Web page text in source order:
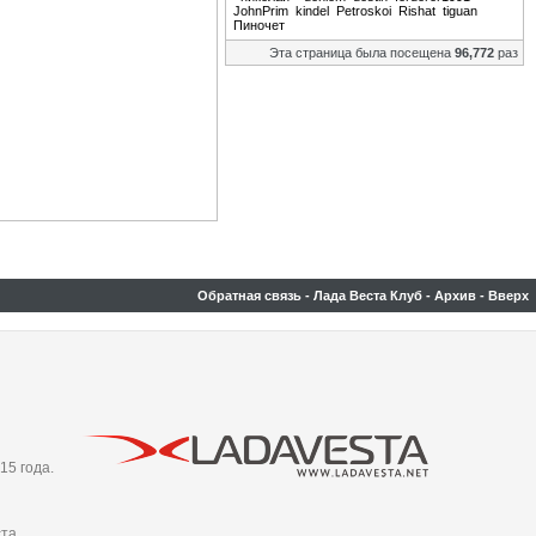
JohnPrim kindel Petroskoi Rishat tiguan
Пиночет
Эта страница была посещена 96,772 раз
Обратная связь - Лада Веста Клуб - Архив - Вверх
года.